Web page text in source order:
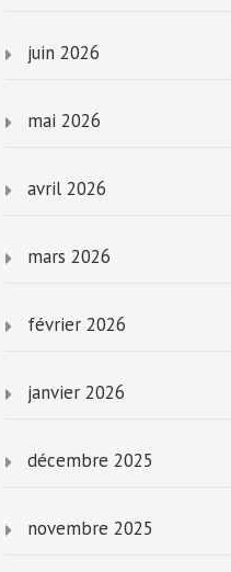
juin 2026
mai 2026
avril 2026
mars 2026
février 2026
janvier 2026
décembre 2025
novembre 2025